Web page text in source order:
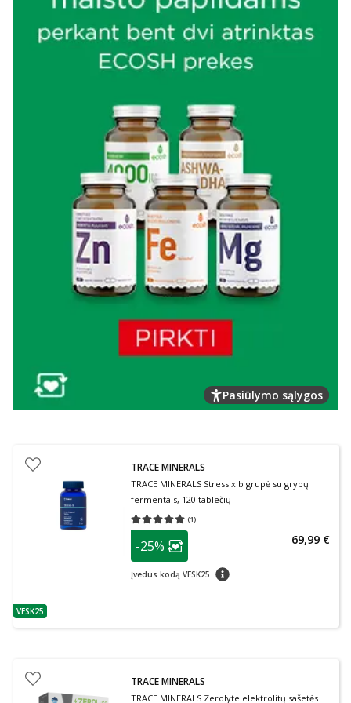
Pasiūlymo sąlygos
patarimas
VESK25
TRACE MINERALS
TRACE MINERALS Stress x b grupė su grybų
fermentais, 120 tablečių
(1)
Vidutinis įvertinimas 5.00
patarimas
Lojalumo klubo narių nuolaida
-25%
Įvedus kodą VESK25 patarimas
69,99 €
TRACE MINERALS
TRACE MINERALS Zerolyte elektrolitų sašetės